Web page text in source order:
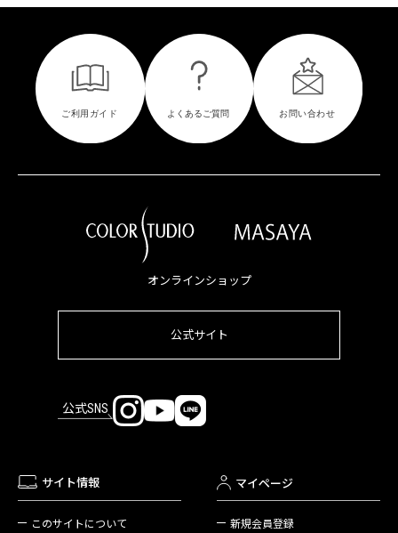
オンラインショップ
公式サイト
公式SNS
サイト情報
このサイトについて
マイページ
新規会員登録